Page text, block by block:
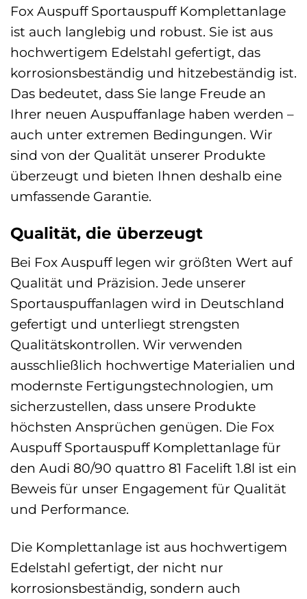
Fox Auspuff Sportauspuff Komplettanlage
ist auch langlebig und robust. Sie ist aus
hochwertigem Edelstahl gefertigt, das
korrosionsbeständig und hitzebeständig ist.
Das bedeutet, dass Sie lange Freude an
Ihrer neuen Auspuffanlage haben werden –
auch unter extremen Bedingungen. Wir
sind von der Qualität unserer Produkte
überzeugt und bieten Ihnen deshalb eine
umfassende Garantie.
Qualität, die überzeugt
Bei Fox Auspuff legen wir größten Wert auf
Qualität und Präzision. Jede unserer
Sportauspuffanlagen wird in Deutschland
gefertigt und unterliegt strengsten
Qualitätskontrollen. Wir verwenden
ausschließlich hochwertige Materialien und
modernste Fertigungstechnologien, um
sicherzustellen, dass unsere Produkte
höchsten Ansprüchen genügen. Die Fox
Auspuff Sportauspuff Komplettanlage für
den Audi 80/90 quattro 81 Facelift 1.8l ist ein
Beweis für unser Engagement für Qualität
und Performance.
Die Komplettanlage ist aus hochwertigem
Edelstahl gefertigt, der nicht nur
korrosionsbeständig, sondern auch